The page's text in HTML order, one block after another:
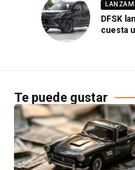
DFSK
cuesta
Te puede gustar